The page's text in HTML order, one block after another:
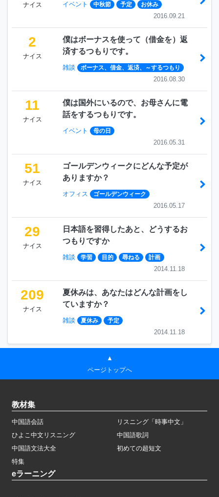
ナイス イベント 中秋節 予定 お休み
2016.09.21
2
ナイス
僕はボーナスを使って（借金を）返
済するつもりです。
雑談 ボーナス、借金、返済、～するつもり
2016.08.30
11
ナイス
僕は国外にいるので、お母さんに電
話をするつもりです。
イベント 母の日
2016.05.31
51
ナイス
ゴールデンウィークにどんな予定が
ありますか？
オフィス ゴールデンウィーク
2016.05.17
29
ナイス
日本語を習得したあと、どうするお
つもりですか
雑談 学習 目的 尋ねる 計画
2014.11.18
209
ナイス
夏休みは、あなたはどんな計画をし
ていますか？
雑談 夏休み 予定
2014.11.18
▲
ページトップへ
教材集
中国語会話
リスニング「時事中文」
ひよこ中文リスニング
中国語歌詞
中国語文法大全
初めての超短文
特集
eラーニング